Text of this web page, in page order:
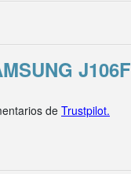
J106F
de Trustpilot.